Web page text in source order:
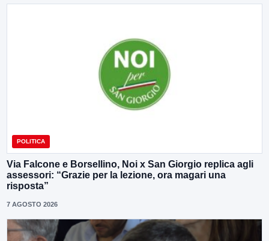
POLITICA
Via Falcone e Borsellino, Noi x San Giorgio replica agli
assessori: “Grazie per la lezione, ora magari una
risposta”
7 AGOSTO 2026